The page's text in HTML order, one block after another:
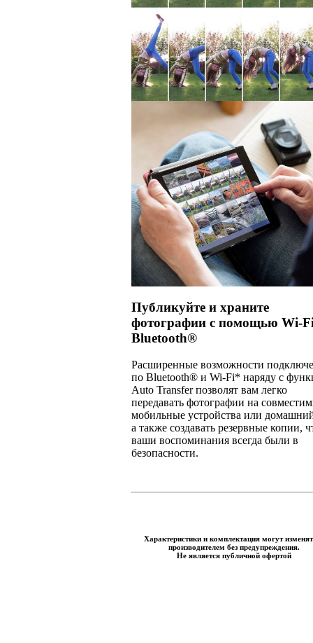
Публикуйте и храните
фотографии с помощью Wi-
Bluetooth®
Расширенные возможности
по Bluetooth® и Wi-Fi* наряду с
Auto Transfer позволят вам легко
передавать фотографии на
мобильные устройства или
а также создавать резервные копии,
ваши воспоминания всегда были в
безопасности.
Характеристики и комплектация могут
производителем без предупреждения.
Не является публичной офертой